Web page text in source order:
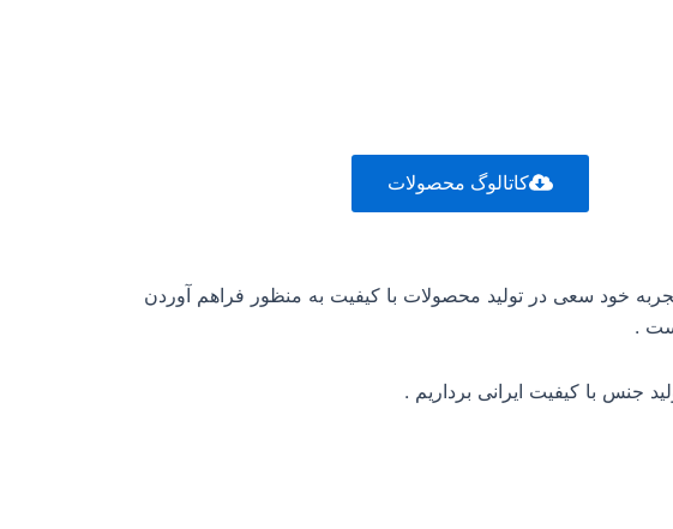
کاتالوگ محصولات
خود سعی در تولید محصولات با کیفیت به منظور فراهم آوردن
.
جنس با کیفیت ایرانی برداریم .